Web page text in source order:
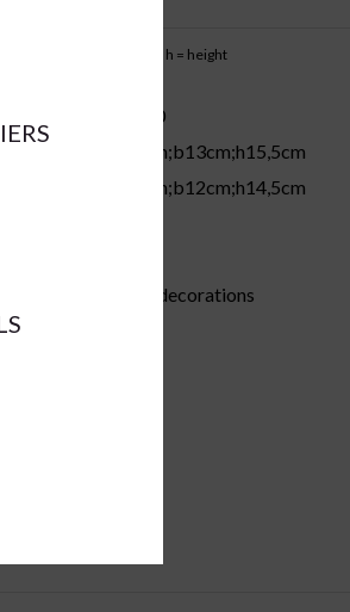
h = height
44370
a13cm;b13cm;h15,5cm
a12cm;b12cm;h14,5cm
glass decorations